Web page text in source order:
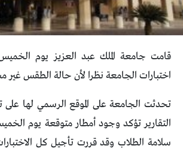
قامت جامعة الملك عبد العزيز يوم
اختبارات الجامعة نظرا لأن حالة الطقس غير
تحدثت الجامعة على الموقع الرسمي لها على
التقارير تؤكد وجود أمطار متوقعة يوم
سلامة الطلاب وقد قررت تأجيل كل